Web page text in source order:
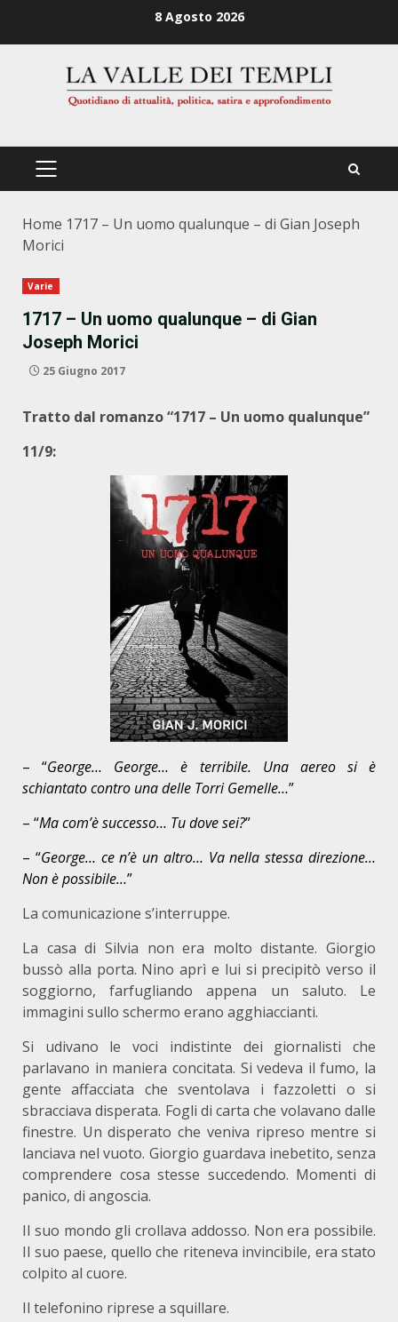
8 Agosto 2026
PRIMÄRES
Home 1717 – Un uomo qualunque – di Gian Joseph
Morici
Varie
1717 – Un uomo qualunque – di Gian
Joseph Morici
25 Giugno 2017
Tratto dal romanzo “1717 – Un uomo qualunque”
11/9:
– “George… George… è terribile. Una aereo si è
schiantato contro una delle Torri Gemelle…”
– “Ma com’è successo… Tu dove sei?”
– “George… ce n’è un altro… Va nella stessa direzione…
Non è possibile…”
La comunicazione s’interruppe.
La casa di Silvia non era molto distante. Giorgio
bussò alla porta. Nino aprì e lui si precipitò verso il
soggiorno, farfugliando appena un saluto. Le
immagini sullo schermo erano agghiaccianti.
Si udivano le voci indistinte dei giornalisti che
parlavano in maniera concitata. Si vedeva il fumo, la
gente affacciata che sventolava i fazzoletti o si
sbracciava disperata. Fogli di carta che volavano dalle
finestre. Un disperato che veniva ripreso mentre si
lanciava nel vuoto. Giorgio guardava inebetito, senza
comprendere cosa stesse succedendo. Momenti di
panico, di angoscia.
Il suo mondo gli crollava addosso. Non era possibile.
Il suo paese, quello che riteneva invincibile, era stato
colpito al cuore.
Il telefonino riprese a squillare.